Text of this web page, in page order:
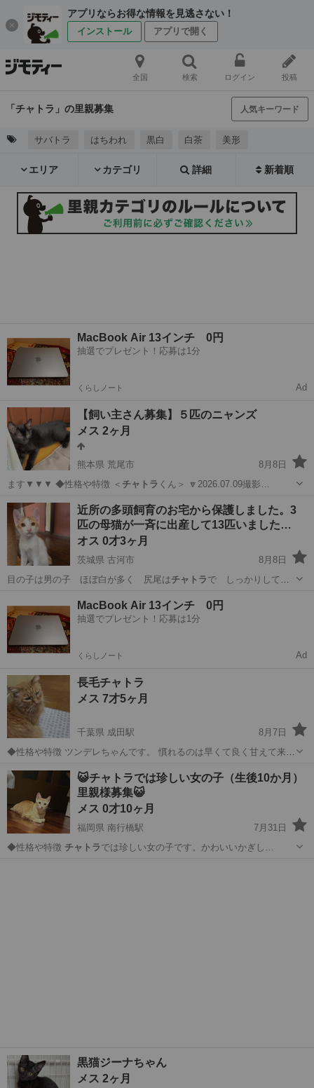
アプリならお得な情報を見逃さない！
インストール アプリで開く
全国 検索 ログイン 投稿
「チャトラ」の里親募集 人気キーワード
サバトラ はちわれ 黒白 白茶 美形
エリア カテゴリ 詳細 新着順
MacBook Air 13インチ 0円
抽選でプレゼント！応募は1分
くらしノート Ad
【飼い主さん募集】５匹のニャンズ
メス 2ヶ月
熊本県 荒尾市
8月8日
ます▼▼▼ ◆性格や特徴 ＜ チャトラ くん＞ 🔽2026.07.09撮影…
熊本 荒尾市 有無
近所の多頭飼育のお宅から保護しました。3
匹の母猫が一斉に出産して13匹いました…
オス 0才3ヶ月
茨城県 古河市
8月8日
目の子は男の子 ほぼ白が多く 尻尾はチャトラ で しっかりしてい
MacBook Air 13インチ 0円
抽選でプレゼント！応募は1分
くらしノート Ad
長毛チャトラ
メス 7才5ヶ月
千葉県 成田駅
8月7日
◆性格や特徴 ツンデレちゃんです。 慣れるのは早くて良く甘えて来ま
です！ ◆その他 早めに里親になって下さる方にお迎えして頂きたいと
思ってます。 宜しく...
千葉 成田市
😺チャトラでは珍しい女の子（生後10か月）
里親様募集😺
メス 0才10ヶ月
福岡県 南行橋駅
7月31日
◆性格や特徴 チャトラ では珍しい女の子です。かわいいかぎし…
黒猫ジーナちゃん
メス 2ヶ月